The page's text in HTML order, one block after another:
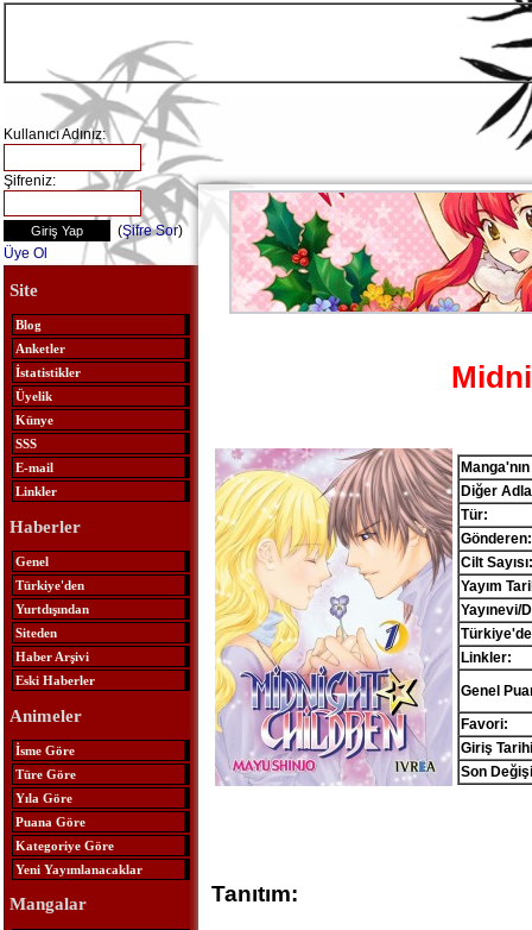
Kullanıcı Adınız:
Şifreniz:
(Şifre Sor)
Üye Ol
Site
Blog
Anketler
İstatistikler
Üyelik
Künye
SSS
E-mail
Linkler
Haberler
Genel
Türkiye'den
Yurtdışından
Siteden
Haber Arşivi
Eski Haberler
Animeler
İsme Göre
Türe Göre
Yıla Göre
Puana Göre
Kategoriye Göre
Yeni Yayımlanacaklar
Mangalar
Manga'nın
Diğer
Tür:
Gönderen:
Cilt Sayısı:
Yayım
Yayınevi/
Linkler:
Genel
Favori:
Giriş
Son
Tanıtım: